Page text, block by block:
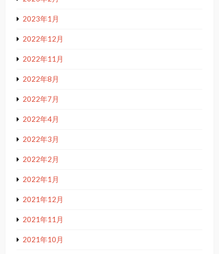
2023年1月
2022年12月
2022年11月
2022年8月
2022年7月
2022年4月
2022年3月
2022年2月
2022年1月
2021年12月
2021年11月
2021年10月